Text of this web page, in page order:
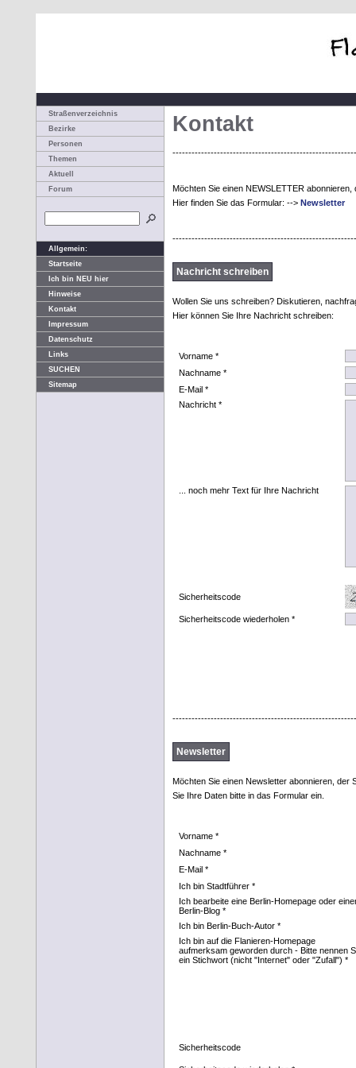
Straßenverzeichnis
Bezirke
Personen
Themen
Aktuell
Forum
Allgemein:
Startseite
Ich bin NEU hier
Hinweise
Kontakt
Impressum
Datenschutz
Links
SUCHEN
Sitemap
Kontakt
Möchten Sie einen NEWSLETTER
Hier finden Sie das Formular: --> Newsletter
Nachricht schreiben
Wollen Sie uns schreiben? Diskutieren,
Hier können Sie Ihre Nachricht schreiben:
Vorname *
Nachname *
E-Mail *
Nachricht *
... noch mehr Text für Ihre Nachricht
Sicherheitscode
Sicherheitscode wiederholen *
Newsletter
Möchten Sie einen Newsletter abonnieren, der
Sie Ihre Daten bitte in das Formular ein.
Vorname *
Nachname *
E-Mail *
Ich bin Stadtführer *
Ich bearbeite eine Berlin-Homepage oder
Berlin-Blog *
Ich bin Berlin-Buch-Autor *
Ich bin auf die Flanieren-Homepage
aufmerksam geworden durch - Bitte nennen
ein Stichwort (nicht "Internet" oder "Zufall") *
Sicherheitscode